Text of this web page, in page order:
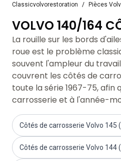
Pièces Volvo PV/Duett
Système de freinage Volvo PV/
Volvo PV/Duett Fuel/Exhaust
Volvo PV/Duett Équipement
Volvo PV/Duett Suspension avant
Volvo PV/Duett Pièces intérieures
Volvo PV/Duett Pièces de
Système de refroidissement
Pièces pour moteurs Volvo PV/
Volvo PV/Duett Divers
Tringlerie de l'accélérateur du
Classicvolvorestoration Pièces
VOLVO 140/164
La rouille sur les bords
roue est le problème
souvent l'ampleur du
couvrent les côtés de
toute la série 1967-75, afin
carrosserie et à l'année-
Côtés de carrosserie Volvo 145
Côtés de carrosserie Volvo 144